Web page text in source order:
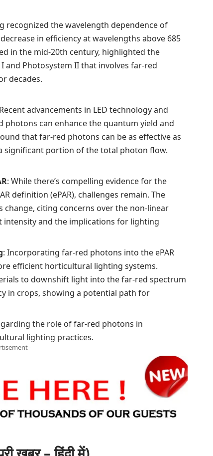
recognized the wavelength dependence of
in efficiency at wavelengths above 685
in the mid-20th century, highlighted the
and Photosystem II that involves far-red
decades.
advancements in LED technology and
can enhance the quantum yield and
that far-red photons can be as effective as
significant portion of the total photon flow.
: While there’s compelling evidence for the
definition (ePAR), challenges remain. The
citing concerns over the non-linear
intensity and the implications for lighting
: Incorporating far-red photons into the ePAR
efficient horticultural lighting systems.
to downshift light into the far-red spectrum
in crops, showing a potential path for
the role of far-red photons in
lighting practices.
-